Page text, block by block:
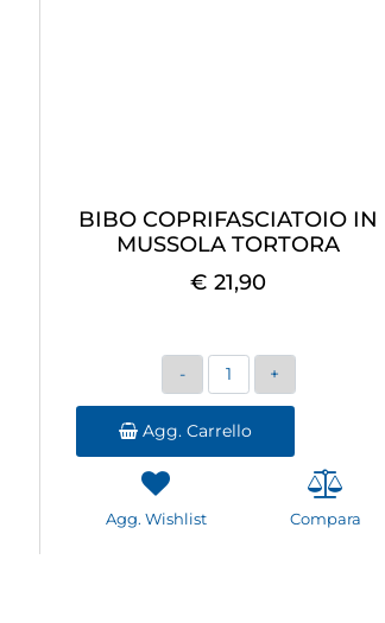
BIBO COPRIFASCIATOIO IN
MUSSOLA TORTORA
€ 21,90
Quantità
Agg. Carrello
Agg. Wishlist Compara